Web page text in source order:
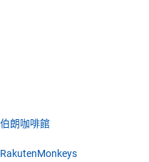
伯朗咖啡館
RakutenMonkeys